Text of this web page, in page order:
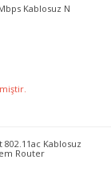
Kablosuz N
802.11ac Kablosuz
Router